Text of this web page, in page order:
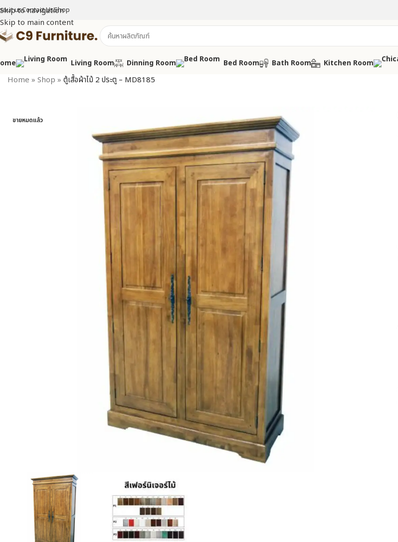
Skip to navigation
Skip to main content
usContact UsShop
Living Room Dinning Room Bed Room Bath Room Kitchen Room
Home » Shop » ตู้เสื้อผ้าไม้ 2 ประตู – MD8185
ขายหมดแล้ว